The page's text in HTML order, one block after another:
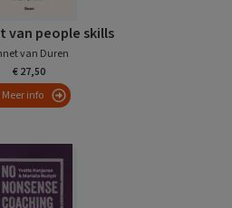
van people skills
van Duren
€ 27,50
Meer info